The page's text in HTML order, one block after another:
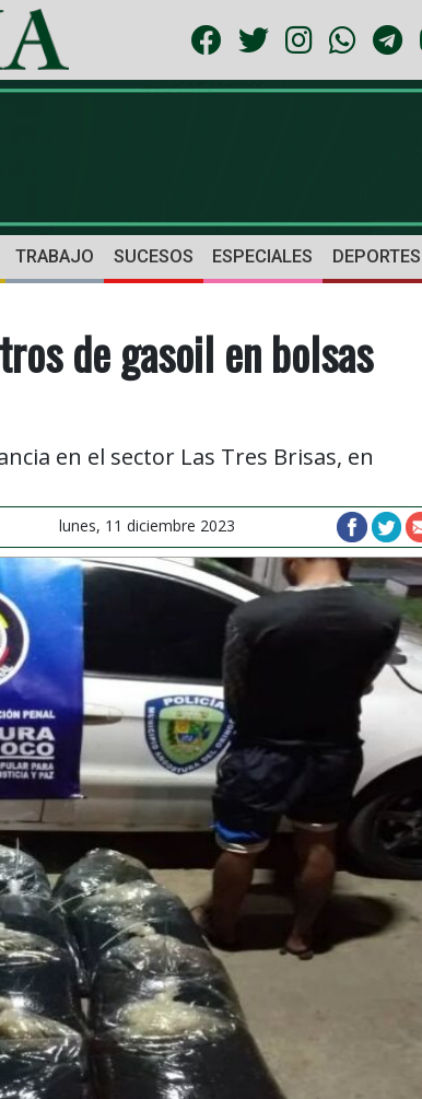
TRABAJO SUCESOS ESPECIALES DEPORTES
de gasoil en bolsas
en el sector Las Tres Brisas, en
lunes, 11 diciembre 2023